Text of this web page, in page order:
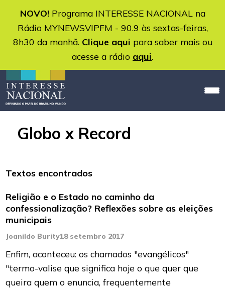
NOVO!Programa INTERESSE NACIONAL na
Rádio MYNEWSVIPFM - 90.9 às sextas-feiras,
8h30 da manhã. Clique aqui para saber mais ou
acesse a rádio aqui.
Globo x Record
Textos encontrados
Religião e o Estado no caminho da
confessionalização? Reflexões sobre as eleições
municipais
Joanildo Burity18 setembro 2017
Enfim, aconteceu: os chamados "evangélicos"
"termo-valise que significa hoje o que quer que
queira quem o enuncia, frequentemente